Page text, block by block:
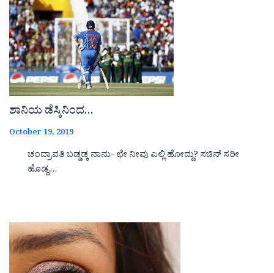
ಶಾನಿಯ ಡೆಸ್ಕಿನಿಂದ…
October 19, 2019
ಚಂದ್ರಾವತಿ ಬಡ್ಡಡ್ಕ ನಾನು- ಛೇ ನೀವು ಎಲ್ಲಿ ಹೋದ್ದು? ಸಚಿನ್ ಸರೀ
ಹೊಡ್ದ,…